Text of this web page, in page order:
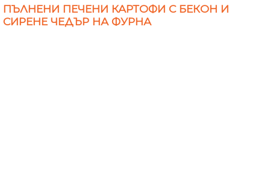
ПЪЛНЕНИ ПЕЧЕНИ КАРТОФИ С БЕКОН И
СИРЕНЕ ЧЕДЪР НА ФУРНА